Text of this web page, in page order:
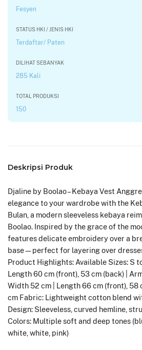
Fesyen
STATUS HKI / JENIS HKI
Terdaftar/ Paten
DILIHAT SEBANYAK
285 Kali
TOTAL PRODUKSI
150
Deskripsi Produk
Djaline by Boolao – Kebaya Vest
elegance to your wardrobe with the
Bulan, a modern sleeveless kebaya
Boolao. Inspired by the grace of the
features delicate embroidery over a
base—perfect for layering over
Product Highlights: Available Sizes: S to
Length 60 cm (front), 53 cm (back) |
Width 52 cm | Length 66 cm (front), 58
cm Fabric: Lightweight cotton blend
Design: Sleeveless, curved hemline,
Colors: Multiple soft and deep tones
white, white, pink)